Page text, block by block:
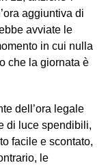
aggiuntiva di
avviate le
in cui nulla
che la giornata è
dell’ora legale
di luce spendibili,
facile e scontato,
le